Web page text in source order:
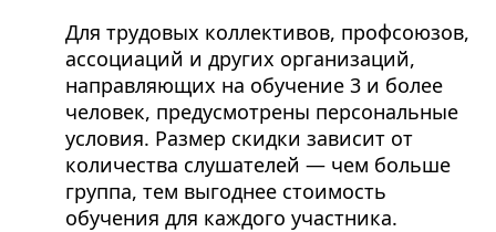
Для трудовых коллективов, профсоюзов,
ассоциаций и других организаций,
направляющих на обучение 3 и более
человек, предусмотрены персональные
условия. Размер скидки зависит от
количества слушателей — чем больше
группа, тем выгоднее стоимость
обучения для каждого участника.